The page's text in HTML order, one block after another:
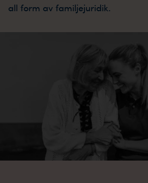
all form av familjejuridik.